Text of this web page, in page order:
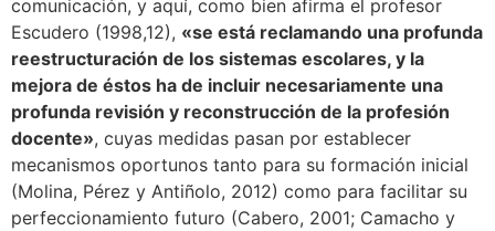
comunicación, y aquí, como bien afirma el profesor
Escudero (1998,12), «se está reclamando una profunda
reestructuración de los sistemas escolares, y la
mejora de éstos ha de incluir necesariamente una
profunda revisión y reconstrucción de la profesión
docente», cuyas medidas pasan por establecer
mecanismos oportunos tanto para su formación inicial
(Molina, Pérez y Antiñolo, 2012) como para facilitar su
perfeccionamiento futuro (Cabero, 2001; Camacho y